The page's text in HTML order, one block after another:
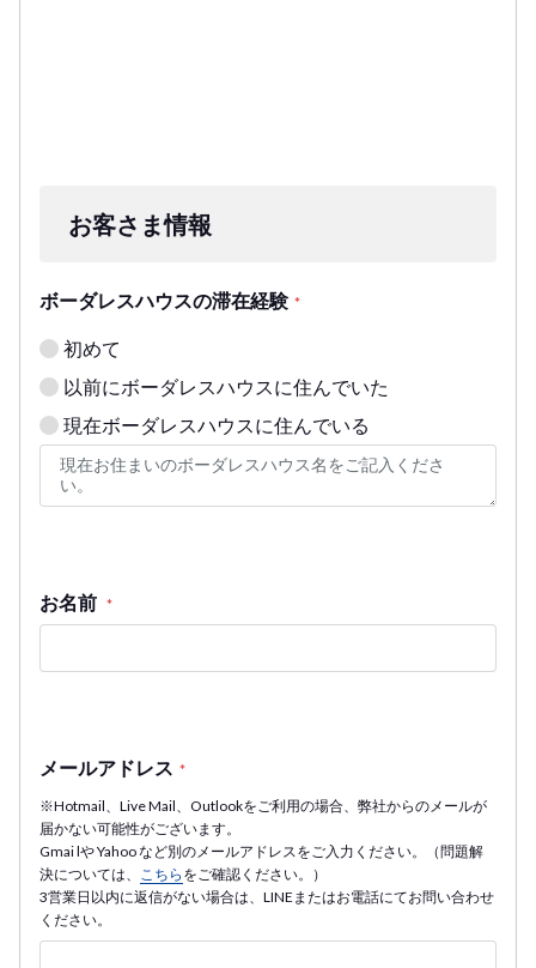
お客さま情報
ボーダレスハウスの滞在経験 *
初めて
以前にボーダレスハウスに住んでいた
現在ボーダレスハウスに住んでいる
お名前 *
メールアドレス *
※Hotmail、Live Mail、Outlookをご利用の場合、弊社からのメールが
届かない可能性がございます。
Gmai lや Yahoo など別のメールアドレスをご入力ください。（問題解
決については、
こちら をご確認ください。）
3営業日以内に返信がない場合は、LINEまたはお電話にてお問い合わせ
ください。